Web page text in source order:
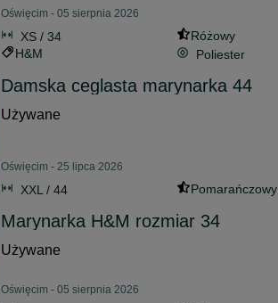
Oświęcim - 05 sierpnia 2026
XS / 34
Różowy
H&M
Poliester
Damska ceglasta marynarka 44
Używane
Oświęcim - 25 lipca 2026
XXL / 44 Pomarańczowy
Marynarka H&M rozmiar 34
Używane
Oświęcim - 05 sierpnia 2026